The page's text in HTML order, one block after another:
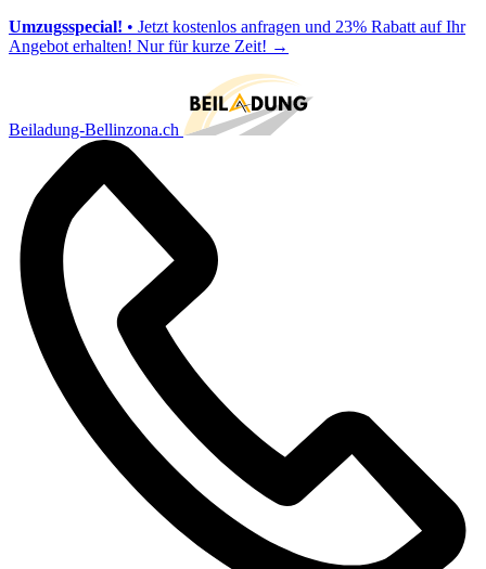
Umzugsspecial! • Jetzt kostenlos anfragen und 23% Rabatt auf Ihr
Angebot erhalten! Nur für kurze Zeit! →
Beiladung-Bellinzona.ch